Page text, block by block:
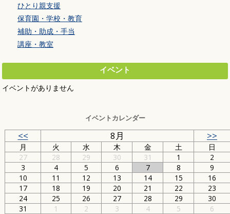
ひとり親支援
保育園・学校・教育
補助・助成・手当
講座・教室
イベント
イベントがありません
イベントカレンダー
<< 8月 >>
月 火 水 木 金 土
日
27
28 29 30 31 1
2
3
4 5 6 7 8
9
10
11 12 13 14 15
16
17
18 19 20 21 22
23
24
25 26 27 28 29
30
31
1 2 3 4 5 6